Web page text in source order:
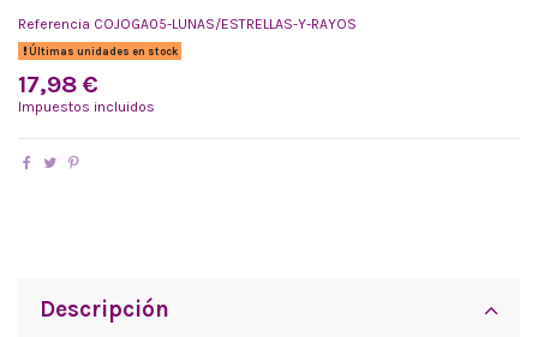
Referencia COJOGA05-LUNAS/ESTRELLAS-Y-RAYOS
Últimas unidades en stock
17,98 €
Impuestos incluidos
Descripción